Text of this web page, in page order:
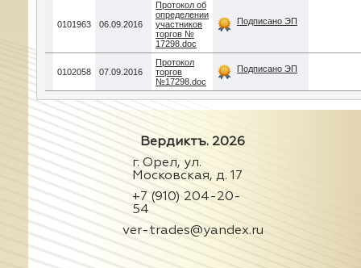
0101963 06.09.2016
Протокол об
определении
участников
торгов №
17298.doc
Подписано ЭП
0102058 07.09.2016
Протокол
торгов
№17298.doc
Подписано ЭП
Вердиктъ. 2026
г. Орел, ул.
Московская, д. 17
+7 (910) 204-20-
54
ver-trades@yandex.ru